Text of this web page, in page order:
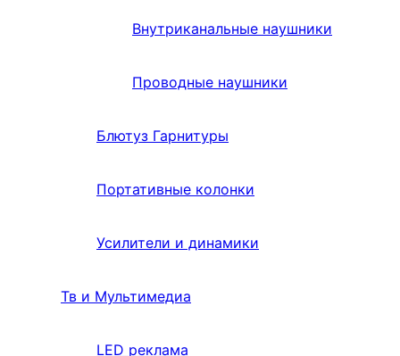
Внутриканальные наушники
Проводные наушники
Блютуз Гарнитуры
Портативные колонки
Усилители и динамики
Тв и Мультимедиа
LED реклама